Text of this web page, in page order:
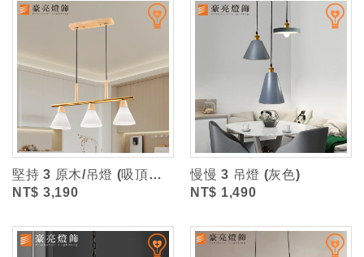
堅持 3 原木/吊燈 (吸頂盤寬約8cm)
NT$ 3,190
慢慢 3 吊燈 (灰色)
NT$ 1,490